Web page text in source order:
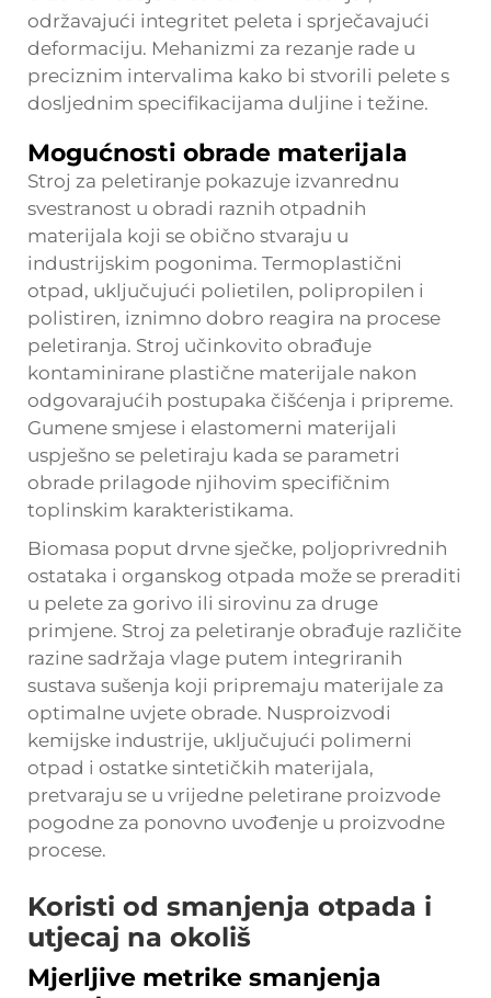
održavajući integritet peleta i sprječavajući
deformaciju. Mehanizmi za rezanje rade u
preciznim intervalima kako bi stvorili pelete s
dosljednim specifikacijama duljine i težine.
Mogućnosti obrade materijala
Stroj za peletiranje pokazuje izvanrednu
svestranost u obradi raznih otpadnih
materijala koji se obično stvaraju u
industrijskim pogonima. Termoplastični
otpad, uključujući polietilen, polipropilen i
polistiren, iznimno dobro reagira na procese
peletiranja. Stroj učinkovito obrađuje
kontaminirane plastične materijale nakon
odgovarajućih postupaka čišćenja i pripreme.
Gumene smjese i elastomerni materijali
uspješno se peletiraju kada se parametri
obrade prilagode njihovim specifičnim
toplinskim karakteristikama.
Biomasa poput drvne sječke, poljoprivrednih
ostataka i organskog otpada može se preraditi
u pelete za gorivo ili sirovinu za druge
primjene. Stroj za peletiranje obrađuje različite
razine sadržaja vlage putem integriranih
sustava sušenja koji pripremaju materijale za
optimalne uvjete obrade. Nusproizvodi
kemijske industrije, uključujući polimerni
otpad i ostatke sintetičkih materijala,
pretvaraju se u vrijedne peletirane proizvode
pogodne za ponovno uvođenje u proizvodne
procese.
Koristi od smanjenja otpada i
utjecaj na okoliš
Mjerljive metrike smanjenja